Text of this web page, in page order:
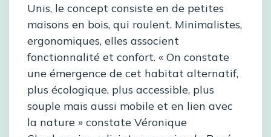
Unis, le concept consiste en de petites
maisons en bois, qui roulent. Minimalistes,
ergonomiques, elles associent
fonctionnalité et confort. « On constate
une émergence de cet habitat alternatif,
plus écologique, plus accessible, plus
souple mais aussi mobile et en lien avec
la nature » constate Véronique